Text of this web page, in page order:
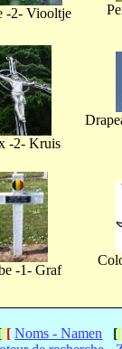
-2- Viooltje
-2- Kruis
-1- Graf
[[ Noms - Namen [[